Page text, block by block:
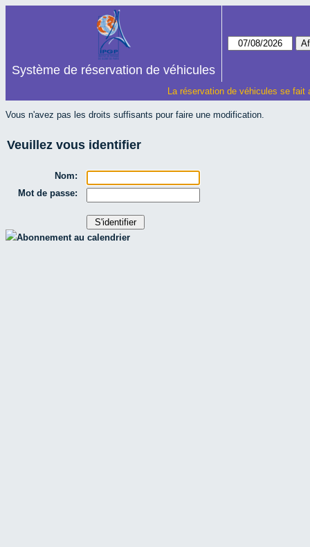
Système de réservation de véhicules
La réservation de véhicules se
Vous n'avez pas les droits suffisants pour faire une modification.
Veuillez vous identifier
Nom:
Mot de passe:
Abonnement au calendrier